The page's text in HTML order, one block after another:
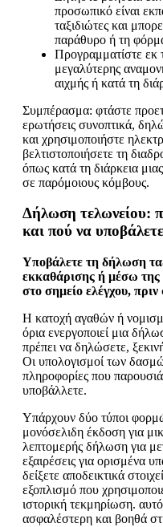
προσωπικό είναι
ταξιδιώτες και
παράθυρο ή τη
Προγραμματίστε εκ
μεγαλύτερης
αιχμής ή κατά τη
Συμπέρασμα: φτάστε
ερωτήσεις συνοπτικά,
και χρησιμοποιήστε
βελτιστοποιήσετε τη
όπως κατά τη διάρκεια
σε παρόμοιους κόμβους.
Δήλωση τελωνείου:
και πού να υποβάλετε
Υποβάλετε τη δήλωση
εκκαθάρισης ή μέσω της
στο σημείο ελέγχου,
Η κατοχή αγαθών ή
όρια ενεργοποιεί μια
πρέπει να δηλώσετε,
Οι υπολογισμοί των
πληροφορίες που
υποβάλλετε.
Υπάρχουν δύο τύποι
μονόσελιδη έκδοση για
λεπτομερής δήλωση για
εξαιρέσεις για ορισμένα
δείξετε αποδεικτικά
εξοπλισμό που
ιστορική τεκμηρίωση.
ασφαλέστερη και βοηθά